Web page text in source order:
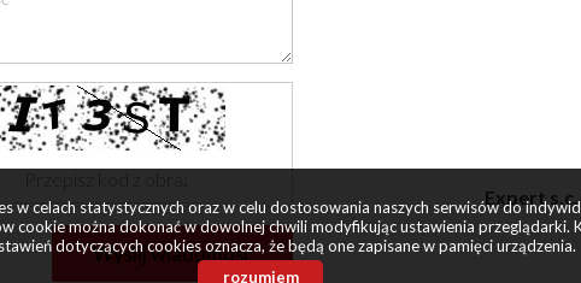
Expert
w celach statystycznych oraz w celu dostosowania naszych serwisów do
cookie można dokonać w dowolnej chwili modyfikując ustawienia przeglądarki.
dotyczących cookies oznacza, że będą one zapisane w pamięci urządzenia.
rozumiem